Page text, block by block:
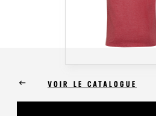
keyboard_backspace VOIR LE CATALOGUE